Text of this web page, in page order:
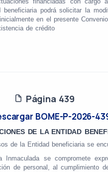
beneficiaria podrá solicitar la
en el presente
de crédito
Página 439
BOME-P-2026-
DE LA ENTIDAD
de la Entidad beneficiaria se
Inmaculada se compromete
de personal, al cumplimiento